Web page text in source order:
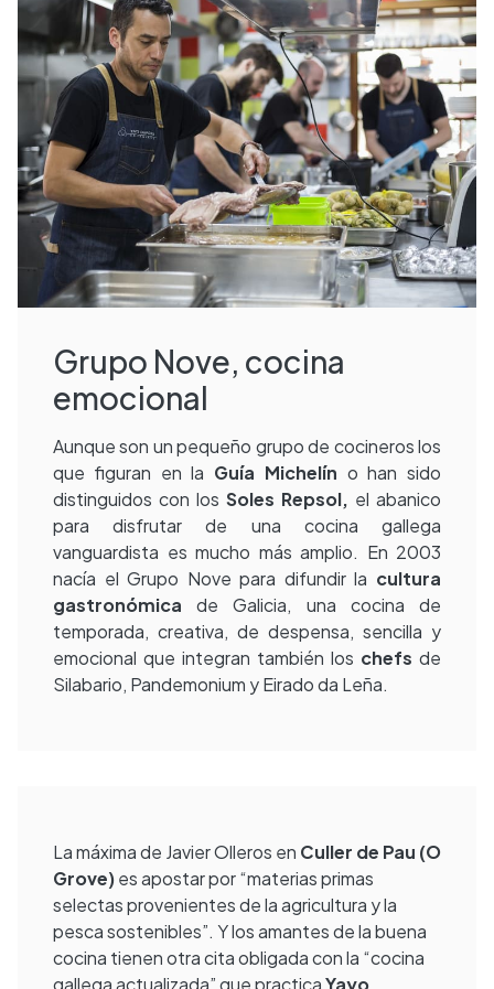
Grupo Nove, cocina
emocional
Aunque son un pequeño grupo de cocineros los
que figuran en la Guía Michelín o han sido
distinguidos con los Soles Repsol, el abanico
para disfrutar de una cocina gallega
vanguardista es mucho más amplio. En 2003
nacía el Grupo Nove para difundir la cultura
gastronómica de Galicia, una cocina de
temporada, creativa, de despensa, sencilla y
emocional que integran también los chefs de
Silabario, Pandemonium y Eirado da Leña.
La máxima de Javier Olleros en Culler de Pau (O
Grove)es apostar por “materias primas
selectas provenientes de la agricultura y la
pesca sostenibles”. Y los amantes de la buena
cocina tienen otra cita obligada con la “cocina
gallega actualizada” que practicaYayo